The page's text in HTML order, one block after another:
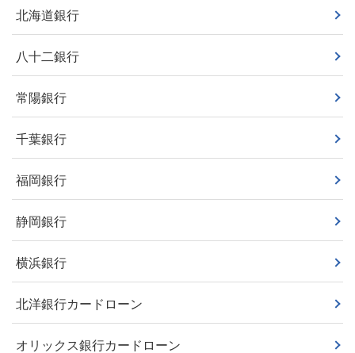
北海道銀行
八十二銀行
常陽銀行
千葉銀行
福岡銀行
静岡銀行
横浜銀行
北洋銀行カードローン
オリックス銀行カードローン